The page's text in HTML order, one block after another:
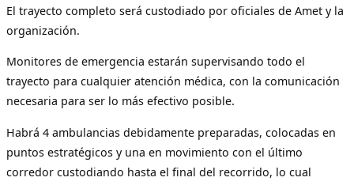
El trayecto completo será custodiado por oficiales de Amet y la
organización.
Monitores de emergencia estarán supervisando todo el
trayecto para cualquier atención médica, con la comunicación
necesaria para ser lo más efectivo posible.
Habrá 4 ambulancias debidamente preparadas, colocadas en
puntos estratégicos y una en movimiento con el último
corredor custodiando hasta el final del recorrido, lo cual